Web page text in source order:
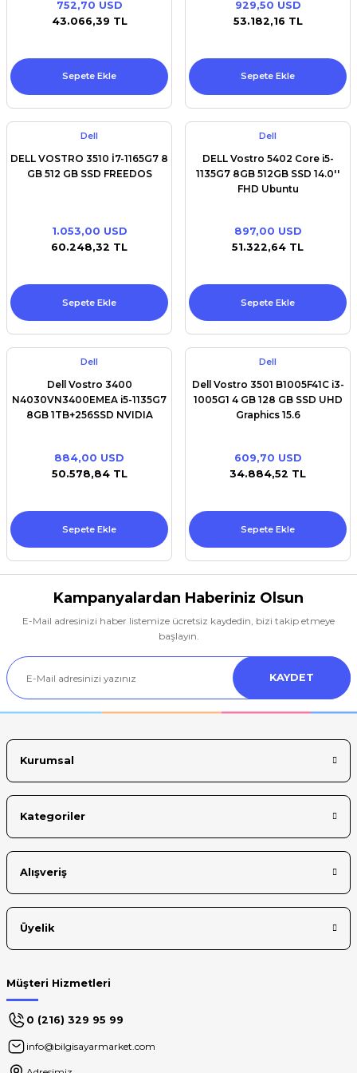
/ XPS+GPU
752,70 USD
43.066,39 TL
Sepete Ekle
929,50 USD
53.182,16 TL
Sepete Ekle
Dell
DELL VOSTRO 3510 İ7-1165G7 8
GB 512 GB SSD FREEDOS
1.053,00 USD
60.248,32 TL
Sepete Ekle
Dell
DELL Vostro 5402 Core i5-
1135G7 8GB 512GB SSD 14.0''
FHD Ubuntu
897,00 USD
51.322,64 TL
Sepete Ekle
Dell
Dell Vostro 3400
N4030VN3400EMEA i5-1135G7
8GB 1TB+256SSD NVIDIA
884,00 USD
50.578,84 TL
Sepete Ekle
Dell
Dell Vostro 3501 B1005F41C i3-
1005G1 4 GB 128 GB SSD UHD
Graphics 15.6
609,70 USD
34.884,52 TL
Sepete Ekle
Kampanyalardan Haberiniz Olsun
E-Mail adresinizi haber listemize ücretsiz kaydedin, bizi takip etmeye
başlayın.
KAYDET
Kurumsal
Kategoriler
Alışveriş
Üyelik
Müşteri Hizmetleri
0 (216) 329 95 99
info@bilgisayarmarket.com